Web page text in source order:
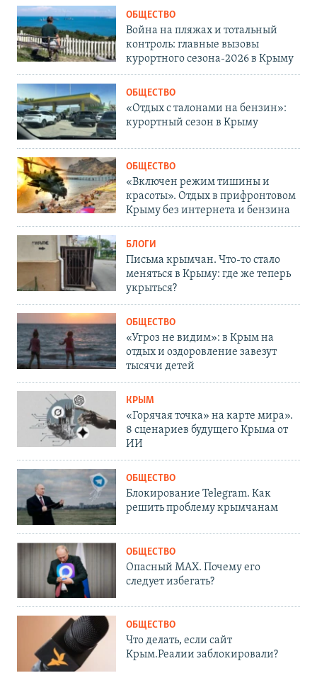
ОБЩЕСТВО
Война на пляжах и тотальный
контроль: главные вызовы
курортного сезона-2026 в Крыму
ОБЩЕСТВО
«Отдых с талонами на бензин»:
курортный сезон в Крыму
ОБЩЕСТВО
«Включен режим тишины и
красоты». Отдых в прифронтовом
Крыму без интернета и бензина
БЛОГИ
Письма крымчан. Что-то стало
меняться в Крыму: где же теперь
укрыться?
ОБЩЕСТВО
«Угроз не видим»: в Крым на
отдых и оздоровление завезут
тысячи детей
КРЫМ
«Горячая точка» на карте мира».
8 сценариев будущего Крыма от
ИИ
ОБЩЕСТВО
Блокирование Telegram. Как
решить проблему крымчанам
ОБЩЕСТВО
Опасный MAX. Почему его
следует избегать?
ОБЩЕСТВО
Что делать, если сайт
Крым.Реалии заблокировали?